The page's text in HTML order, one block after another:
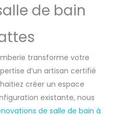
de bain
transforme votre
d’un artisan certifié
créer un espace
existante, nous
de salle de bain à